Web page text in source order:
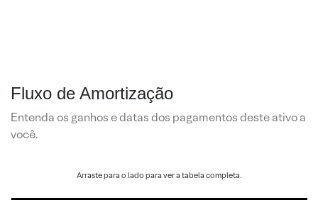
Fluxo de Amortização
Entenda os ganhos e datas dos pagamentos deste ativo a
você.